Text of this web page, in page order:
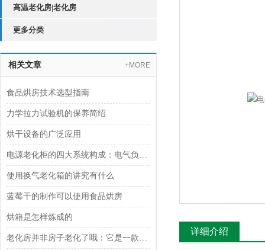
高温老化房|老化房
更多分类
相关文章 +MORE
食品烘房技术选型指南
力学拉力试验机的保养简绍
烘干设备的广泛应用
电源老化柜的四大系统构成：电气负载、环境温控、安全与结构
使用换气老化箱的讲究有什么
蓝莓干的制作可以使用食品烘房
烘箱是怎样炼成的
老化房并非房子老化了哦：它是一款环境模拟试验设备
详细介绍